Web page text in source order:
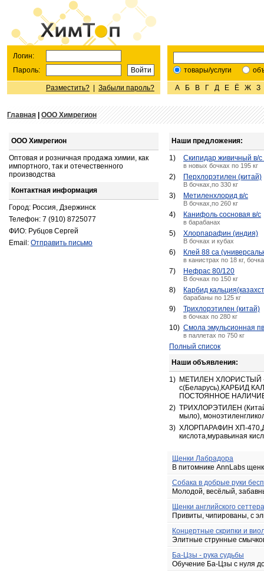
Логин:
Пароль:
Разместить? Забыли пароль?
товары/услуги
А Б В Г Д Е Ё Ж З
Главная ООО Химрегион
ООО Химрегион
Оптовая и розничная продажа химии, как
импортного, так и отечественного
производства
Контактная информация
Город: Россия, Дзержинск
Телефон: 7 (910) 8725077
ФИО: Рубцов Сергей
Email: Отправить письмо
Наши предложения:
1) Скипидар живичный в/с
в новых бочках по 195 кг
2) Перхлорэтилен (китай)
В бочках,по 330 кг
3) Метиленхлорид в/с
В бочках,по 260 кг
4) Канифоль сосновая в/с
в барабанах
5) Хлорпарафин (индия)
В бочках и кубах
6) Клей 88 са
в канистрах по 18 кг,
7) Нефрас 80/120
В бочках по 150 кг
8) Карбид
барабаны по 125 кг
9) Трихлорэтилен (китай)
в бочках по 280 кг
10) Смола эмульсионная
в паллетах по 750 кг
Полный список
Наши объявления:
1) МЕТИЛЕН ХЛОРИСТЫЙ
с(Беларусь),КАРБИД
ПОСТОЯННОЕ
2) ТРИХЛОРЭТИЛЕН
мыло),
3) ХЛОРПАРАФИН ХП-
кислота,муравьиная
Щенки Лабрадора
В питомнике AnnLabs
Собака в добрые руки
Молодой, весёлый,
Щенки английского сеттера
Привиты, чипированы, с
Концертные скрипки и
Элитные струнные
Ба-Цзы - рука судьбы
Обучение Ба-Цзы с нуля